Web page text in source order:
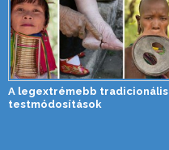
A legextrémebb tradicionális
testmódosítások